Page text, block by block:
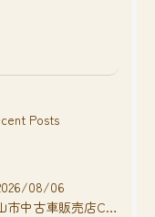
Posts
08/06
狭山市中古車販売店CarShop FACT.🚗